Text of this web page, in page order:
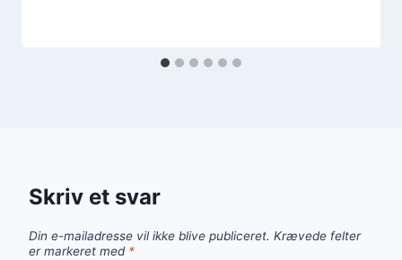
Skriv et svar
Din e-mailadresse vil ikke blive publiceret. Krævede felter
er markeret med *